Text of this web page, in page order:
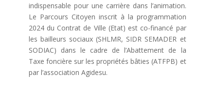
indispensable pour une carrière dans l’animation.
Le Parcours Citoyen inscrit à la programmation
2024 du Contrat de Ville (Etat) est co-financé par
les bailleurs sociaux (SHLMR, SIDR SEMADER et
SODIAC) dans le cadre de l’Abattement de la
Taxe foncière sur les propriétés bâties (ATFPB) et
par l’association Agidesu.